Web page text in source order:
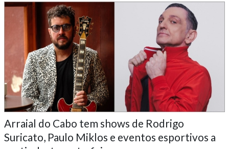
Arraial do Cabo tem shows de Rodrigo
Suricato, Paulo Miklos e eventos esportivos a